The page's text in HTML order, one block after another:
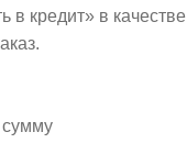
в кредит» в качестве
сумму